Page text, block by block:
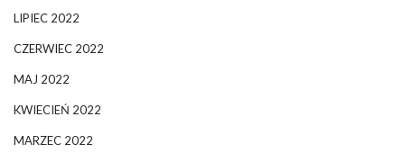
LIPIEC 2022
CZERWIEC 2022
MAJ 2022
KWIECIEŃ 2022
MARZEC 2022